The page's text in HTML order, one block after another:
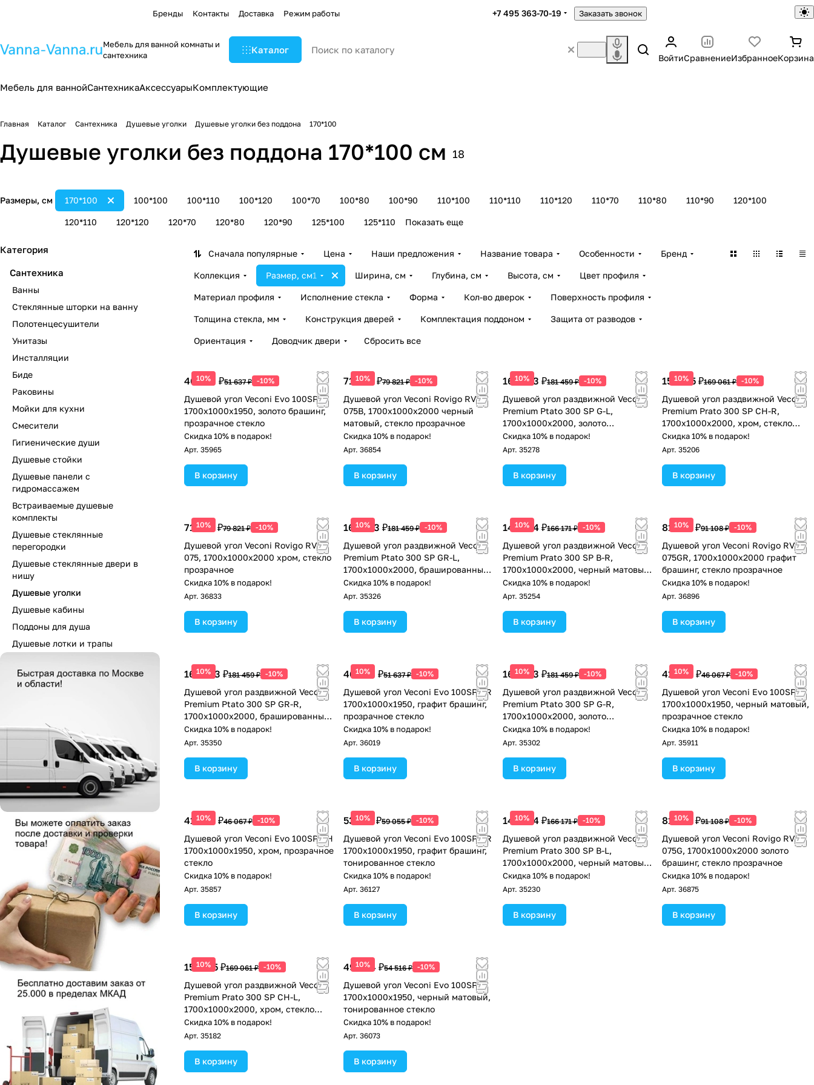
Бренды Контакты Доставка Режим работы +7 495 363-70-19 Заказать звонок
Мебель для ванной комнаты и
сантехника
Каталог
ВойтиСравнениеИзбранноеКорзина
Мебель для ваннойСантехникаАксессуарыКомплектующие
Главная Каталог Сантехника Душевые уголки Душевые уголки без поддона 170*100
Душевые уголки без поддона 170*100 см 18
Размеры, см 100*100 100*110 100*120 100*70 100*80 100*90 110*100 110*110 110*120 110*70 110*80 110*90 120*100
120*110 120*120 120*70 120*80 120*90 125*100 125*110
170*100
Показать еще
Сначала популярные Цена Наши предложения Название товара Особенности Бренд
Коллекция Размер, см1 Ширина, см Глубина, см Высота, см Цвет профиля
Материал профиля Исполнение стекла Форма Кол-во дверок Поверхность профиля
Толщина стекла, мм Конструкция дверей Комплектация поддоном Защита от разводов
Ориентация Доводчик двери Сбросить все
10%
46 473 ₽51 637 ₽ -10%
Душевой угол Veconi Evo 100SP G
1700х1000x1950, золото брашинг,
прозрачное стекло
Скидка 10% в подарок!
Арт. 35965
В корзину
10%
71 839 ₽79 821 ₽ -10%
Душевой угол Veconi Rovigo RV-
075B, 1700х1000х2000 черный
матовый, стекло прозрачное
Скидка 10% в подарок!
Арт. 36854
В корзину
10%
163 313 ₽181 459 ₽ -10%
Душевой угол раздвижной Veconi
Premium Ptato 300 SP G-L,
1700х1000x2000, золото
брашированный, стекло
прозрачное
Скидка 10% в подарок!
Арт. 35278
В корзину
10%
152 155 ₽169 061 ₽ -10%
Душевой угол раздвижной Veconi
Premium Prato 300 SP CH-R,
1700х1000x2000, хром, стекло
прозрачное
Скидка 10% в подарок!
Арт. 35206
В корзину
10%
71 839 ₽79 821 ₽ -10%
Душевой угол Veconi Rovigo RV-
075, 1700х1000х2000 хром, стекло
прозрачное
Скидка 10% в подарок!
Арт. 36833
В корзину
10%
163 313 ₽181 459 ₽ -10%
Душевой угол раздвижной Veconi
Premium Ptato 300 SP GR-L,
1700х1000x2000, брашированный
графит, стекло прозрачное
Скидка 10% в подарок!
Арт. 35326
В корзину
10%
149 554 ₽166 171 ₽ -10%
Душевой угол раздвижной Veconi
Premium Prato 300 SP B-R,
1700х1000x2000, черный матовый,
стекло прозрачное
Скидка 10% в подарок!
Арт. 35254
В корзину
10%
81 997 ₽91 108 ₽ -10%
Душевой угол Veconi Rovigo RV-
075GR, 1700х1000х2000 графит
брашинг, стекло прозрачное
Скидка 10% в подарок!
Арт. 36896
В корзину
10%
163 313 ₽181 459 ₽ -10%
Душевой угол раздвижной Veconi
Premium Ptato 300 SP GR-R,
1700х1000x2000, брашированный
графит, стекло прозрачное
Скидка 10% в подарок!
Арт. 35350
В корзину
10%
46 473 ₽51 637 ₽ -10%
Душевой угол Veconi Evo 100SP GR
1700х1000x1950, графит брашинг,
прозрачное стекло
Скидка 10% в подарок!
Арт. 36019
В корзину
10%
163 313 ₽181 459 ₽ -10%
Душевой угол раздвижной Veconi
Premium Ptato 300 SP G-R,
1700х1000x2000, золото
брашированный, стекло
прозрачное
Скидка 10% в подарок!
Арт. 35302
В корзину
10%
41 460 ₽46 067 ₽ -10%
Душевой угол Veconi Evo 100SP B
1700х1000x1950, черный матовый,
прозрачное стекло
Скидка 10% в подарок!
Арт. 35911
В корзину
10%
41 460 ₽46 067 ₽ -10%
Душевой угол Veconi Evo 100SP CH
1700х1000x1950, хром, прозрачное
стекло
Скидка 10% в подарок!
Арт. 35857
В корзину
10%
53 150 ₽59 055 ₽ -10%
Душевой угол Veconi Evo 100SP GR
1700х1000x1950, графит брашинг,
тонированное стекло
Скидка 10% в подарок!
Арт. 36127
В корзину
10%
149 554 ₽166 171 ₽ -10%
Душевой угол раздвижной Veconi
Premium Prato 300 SP B-L,
1700х1000x2000, черный матовый,
стекло прозрачное
Скидка 10% в подарок!
Арт. 35230
В корзину
10%
81 997 ₽91 108 ₽ -10%
Душевой угол Veconi Rovigo RV-
075G, 1700х1000х2000 золото
брашинг, стекло прозрачное
Скидка 10% в подарок!
Арт. 36875
В корзину
10%
152 155 ₽169 061 ₽ -10%
Душевой угол раздвижной Veconi
Premium Prato 300 SP CH-L,
1700х1000x2000, хром, стекло
прозрачное
Скидка 10% в подарок!
Арт. 35182
В корзину
10%
49 064 ₽54 516 ₽ -10%
Душевой угол Veconi Evo 100SP B
1700х1000x1950, черный матовый,
тонированное стекло
Скидка 10% в подарок!
Арт. 36073
В корзину
Категория
Сантехника
Ванны
Стеклянные шторки на ванну
Полотенцесушители
Унитазы
Инсталляции
Биде
Раковины
Мойки для кухни
Смесители
Гигиенические души
Душевые стойки
Душевые панели с
гидромассажем
Встраиваемые душевые
комплекты
Душевые стеклянные
перегородки
Душевые стеклянные двери в
нишу
Душевые уголки
Душевые кабины
Поддоны для душа
Душевые лотки и трапы